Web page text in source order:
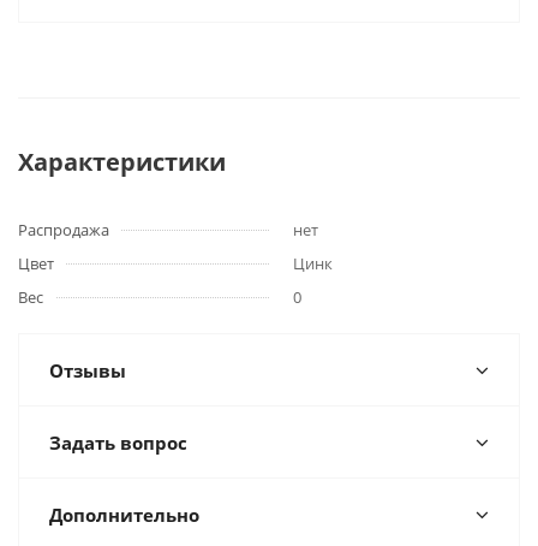
Характеристики
Распродажа
нет
Цвет
Цинк
Вес
0
Отзывы
Задать вопрос
Дополнительно